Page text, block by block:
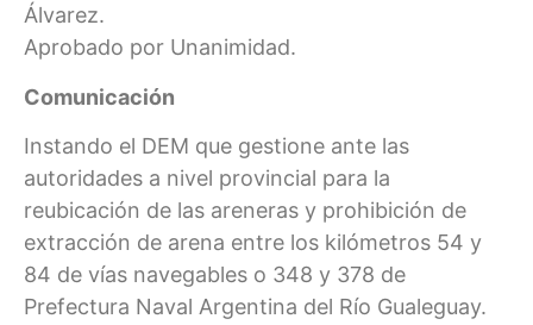
Álvarez.
Aprobado por Unanimidad.
Comunicación
Instando el DEM que gestione ante las
autoridades a nivel provincial para la
reubicación de las areneras y prohibición de
extracción de arena entre los kilómetros 54 y
84 de vías navegables o 348 y 378 de
Prefectura Naval Argentina del Río Gualeguay.